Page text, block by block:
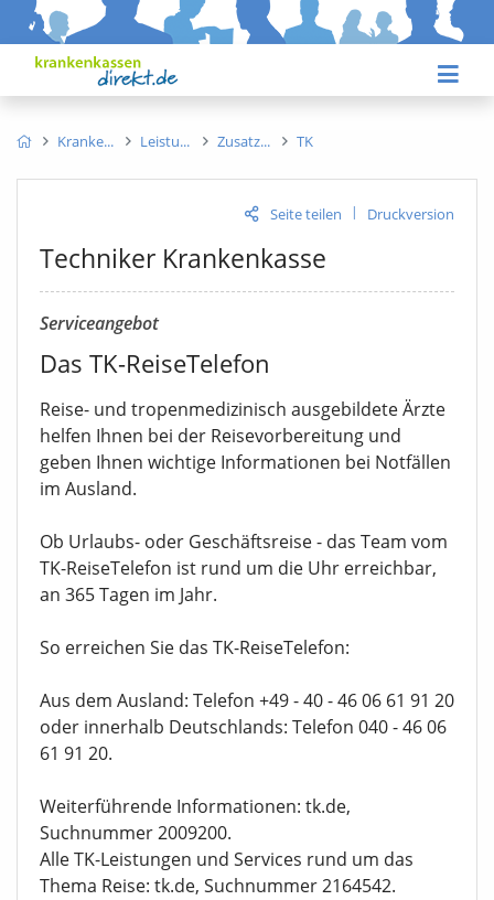
Kranke Leistu Zusatz TK
Seite teilen | Druckversion
Techniker Krankenkasse
Serviceangebot
Das TK-ReiseTelefon
Reise- und tropenmedizinisch ausgebildete Ärzte
helfen Ihnen bei der Reisevorbereitung und
geben Ihnen wichtige Informationen bei Notfällen
im Ausland.
Ob Urlaubs- oder Geschäftsreise - das Team vom
TK-ReiseTelefon ist rund um die Uhr erreichbar,
an 365 Tagen im Jahr.
So erreichen Sie das TK-ReiseTelefon:
Aus dem Ausland: Telefon +49 - 40 - 46 06 61 91 20
oder innerhalb Deutschlands: Telefon 040 - 46 06
61 91 20.
Weiterführende Informationen: tk.de,
Suchnummer 2009200.
Alle TK-Leistungen und Services rund um das
Thema Reise: tk.de, Suchnummer 2164542.